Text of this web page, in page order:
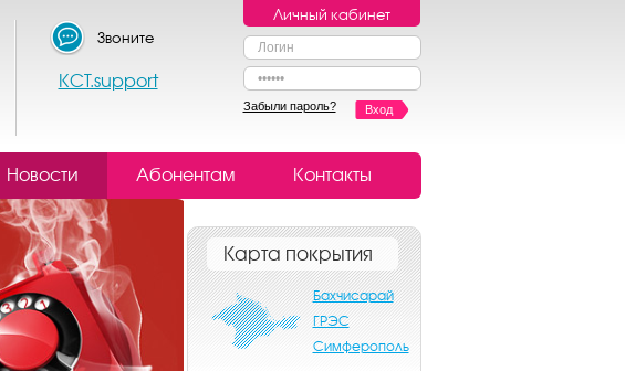
Звоните
КСТ.support
Личный кабинет
Вход
Забыли пароль?
Новости Абонентам Контакты
Карта покрытия
Бахчисарай
ГРЭС
Симферополь